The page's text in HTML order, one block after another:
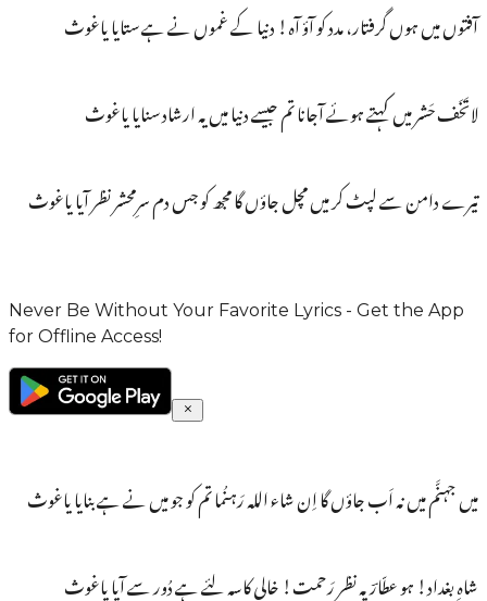
آفتوں میں ہوں گرفتار، مدد کو آؤ آہ! دنیا کے غموں نے ہے ستایا یاغوث
لاتَخَف حَشر میں کہتے ہوئے آجانا تم جیسے دنیا میں یہ ارشاد سنایا یاغوث
تیرے دامن سے لپٹ کر میں مچل جاؤں گا مجھ کو جس دم سرِمحشر نظر آیا یاغوث
Never Be Without Your Favorite Lyrics - Get the App
for Offline Access!
میں جہنَّم میں نہ اَب جاؤں گا اِن شاء اللہ رَہنُما تم کو جو میں نے ہے بنایا یاغوث
شاہِ بغداد! ہو عطّارؔ پہ نظرِ رَحمت! خالی کاسہ لئے ہے دُور سے آیا یاغوث